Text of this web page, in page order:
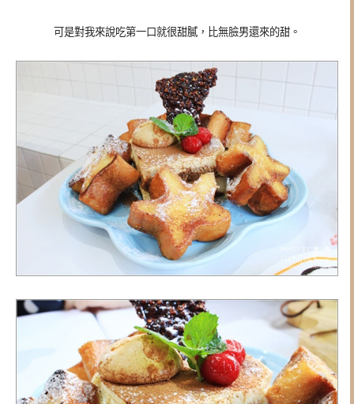
可是對我來說吃第一口就很甜膩，比無臉男還來的甜。